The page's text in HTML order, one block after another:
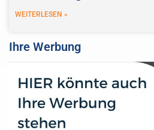
WEITERLESEN »
Ihre Werbung